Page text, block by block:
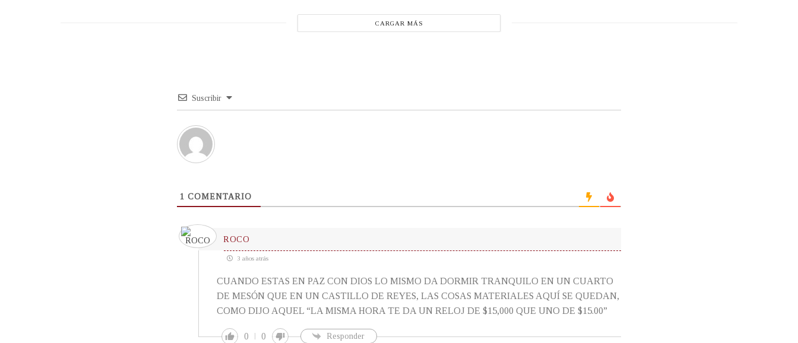
CARGAR MÁS
Suscribir
1 COMENTARIO
ROCO
3 años atrás
CUANDO ESTAS EN PAZ CON DIOS LO MISMO DA DORMIR TRANQUILO EN UN CUARTO
DE MESÓN QUE EN UN CASTILLO DE REYES, LAS COSAS MATERIALES AQUÍ SE QUEDAN,
COMO DIJO AQUEL “LA MISMA HORA TE DA UN RELOJ DE $15,000 QUE UNO DE $15.00”
0 0 Responder